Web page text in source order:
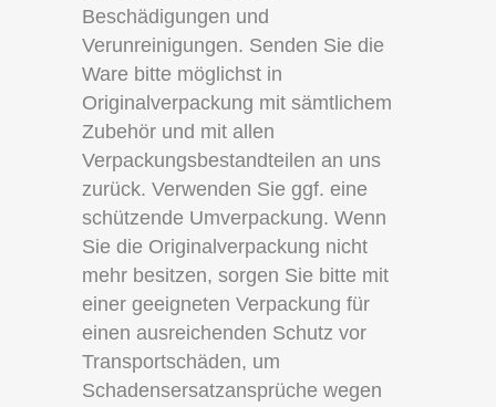
Beschädigungen und
Verunreinigungen. Senden Sie die
Ware bitte möglichst in
Originalverpackung mit sämtlichem
Zubehör und mit allen
Verpackungsbestandteilen an uns
zurück. Verwenden Sie ggf. eine
schützende Umverpackung. Wenn
Sie die Originalverpackung nicht
mehr besitzen, sorgen Sie bitte mit
einer geeigneten Verpackung für
einen ausreichenden Schutz vor
Transportschäden, um
Schadensersatzansprüche wegen